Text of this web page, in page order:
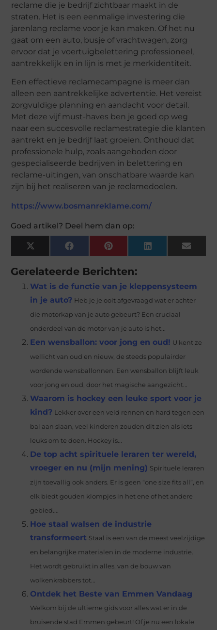
reclame die je bedrijf zichtbaar maakt in de
straten. Het is een eenmalige investering die
jarenlang reclame voor je kan maken. Of het nu
gaat om een auto, busje of vrachtwagen, zorg
ervoor dat je voertuigbelettering professioneel,
aantrekkelijk en in lijn is met je merkidentiteit.
Een effectieve reclamecampagne is meer dan
alleen een aantrekkelijke advertentie. Het vereist
zorgvuldige planning en aandacht voor detail.
Met deze vijf must-haves ben je goed op weg
naar een succesvolle reclamestrategie die klanten
aantrekt en je bedrijf laat groeien. Onthoud dat
professionele hulp, zoals aangeboden door
gespecialiseerde bedrijven in belettering en
reclame-uitingen, van onschatbare waarde kan
zijn bij het realiseren van je reclamedoelen.
https://www.bosmanreklame.com/
Goed artikel? Deel hem dan op:
X
(Twitter)
FacebookPinterestLinkedInEmail
Gerelateerde Berichten:
Wat is de functie van je kleppensysteem
in je auto? Heb je je ooit afgevraagd wat er achter
die motorkap van je auto gebeurt? Een cruciaal
onderdeel van de motor van je auto is het...
Een wensballon: voor jong en oud! U kent ze
wellicht van oud en nieuw, de steeds populairder
wordende wensballonnen. Een wensballon blijft leuk
voor jong en oud, door het magische aangezicht...
Waarom is hockey een leuke sport voor je
kind? Lekker over een veld rennen en hard tegen een
bal aan slaan, veel kinderen zouden dit zien als iets
leuks om te doen. Hockey is...
De top acht spirituele leraren ter wereld,
vroeger en nu (mijn mening) Spirituele leraren
zijn toevallig ook anders. Er is geen “one size fits all”, en
elk biedt gouden klompjes in het ene of het andere
gebied....
Hoe staal walsen de industrie
transformeert Staal is een van de meest veelzijdige
en belangrijke materialen in de moderne industrie.
Het wordt gebruikt in alles, van de bouw van
wolkenkrabbers tot...
Ontdek het Beste van Emmen Vandaag
Welkom bij de ultieme gids voor alles wat er in de
bruisende stad Emmen gebeurt! Of je nu een lokale